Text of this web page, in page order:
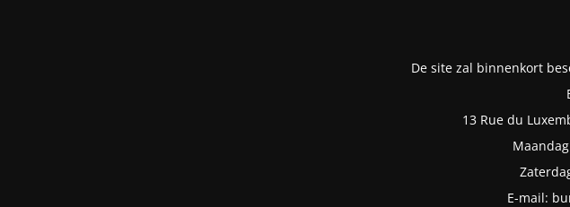
De site zal binnenkort
13 Rue du
E-mail: